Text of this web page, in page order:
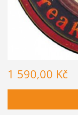
1 590,00 Kč